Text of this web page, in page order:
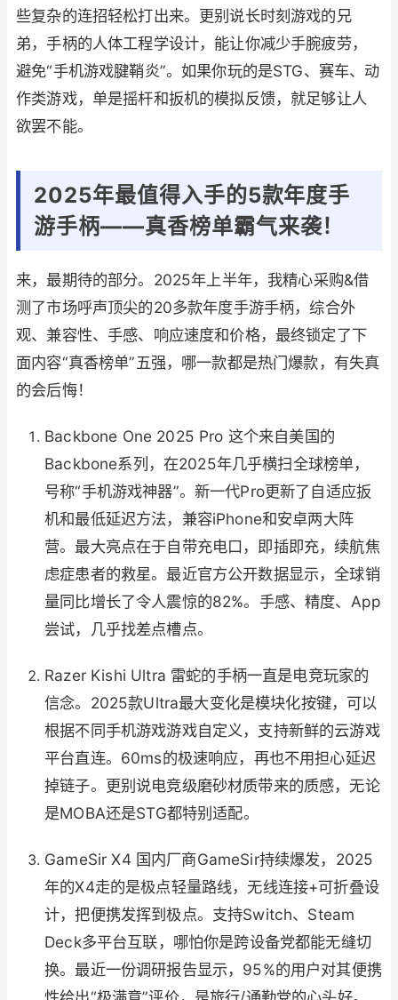
些复杂的连招轻松打出来。更别说长时刻游戏的兄
弟，手柄的人体工程学设计，能让你减少手腕疲劳，
避免“手机游戏腱鞘炎”。如果你玩的是STG、赛车、动
作类游戏，单是摇杆和扳机的模拟反馈，就足够让人
欲罢不能。
2025年最值得入手的5款年度手
游手柄——真香榜单霸气来袭！
来，最期待的部分。2025年上半年，我精心采购&借
测了市场呼声顶尖的20多款年度手游手柄，综合外
观、兼容性、手感、响应速度和价格，最终锁定了下
面内容“真香榜单”五强，哪一款都是热门爆款，有失真
的会后悔！
Backbone One 2025 Pro 这个来自美国的
Backbone系列，在2025年几乎横扫全球榜单，
号称“手机游戏神器”。新一代Pro更新了自适应扳
机和最低延迟方法，兼容iPhone和安卓两大阵
营。最大亮点在于自带充电口，即插即充，续航焦
虑症患者的救星。最近官方公开数据显示，全球销
量同比增长了令人震惊的82%。手感、精度、App
尝试，几乎找差点槽点。
Razer Kishi Ultra 雷蛇的手柄一直是电竞玩家的
信念。2025款Ultra最大变化是模块化按键，可以
根据不同手机游戏游戏自定义，支持新鲜的云游戏
平台直连。60ms的极速响应，再也不用担心延迟
掉链子。更别说电竞级磨砂材质带来的质感，无论
是MOBA还是STG都特别适配。
GameSir X4 国内厂商GameSir持续爆发，2025
年的X4走的是极点轻量路线，无线连接+可折叠设
计，把便携发挥到极点。支持Switch、Steam
Deck多平台互联，哪怕你是跨设备党都能无缝切
换。最近一份调研报告显示，95%的用户对其便携